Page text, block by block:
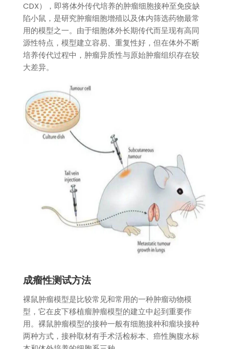
CDX），即将体外传代培养的肿瘤细胞接种至免疫缺
陷小鼠，是研究肿瘤细胞增殖以及体内筛选药物最常
用的模型之一。由于细胞体外长期传代而呈现有高同
源性特点，模型建立容易、重复性好，但在体外不断
培养传代过程中，肿瘤异质性与原始肿瘤组织存在较
大差异。
成瘤性测试方法
裸鼠肿瘤模型是比较常见和常用的一种肿瘤动物模
型，它在皮下移植瘤肿瘤模型的建立中起到重要作
用。裸鼠肿瘤模型的接种一般有细胞接种和瘤块接种
两种方式，接种取材有手术活检标本、癌性胸腹水标